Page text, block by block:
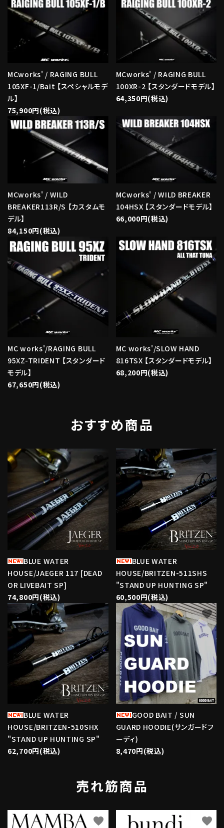
MCworks' / RAGING BULL
105XF-1/Bait 【スペシャルモデ
ル】
75,900円(税込)
MCworks' / RAGING BULL
100XR-2 【スタンダードモデル】
64,350円(税込)
MCworks' / WILD
BREAKER113R/S 【カスタムモ
デル】
84,150円(税込)
MCworks' / WILD BREAKER
104HSX 【スタンダードモデル】
66,000円(税込)
MC works'/RAGING BULL
95XZ-TRIDENT 【スタンダード
モデル】
67,650円(税込)
MC works'/SLOW HAND
816TSX 【スタンダードモデル】
68,200円(税込)
おすすめ商品
BLUE WATER
HOUSE/JAEGER 117 [DEAD
OR LIVEBAIT SP]
74,800円(税込)
favorite
BLUE WATER
HOUSE/BRITZEN-511SHS
"STAND UP HUNTING SP"
60,500円(税込)
favorite
BLUE WATER
HOUSE/BRITZEN-510SHX
"STAND UP HUNTING SP"
62,700円(税込)
favorite
GOOD BAIT / SUN
GUARD HOODIE(サンガードフ
ーディ)
8,470円(税込)
favorite
売れ筋商品
favorite favorite